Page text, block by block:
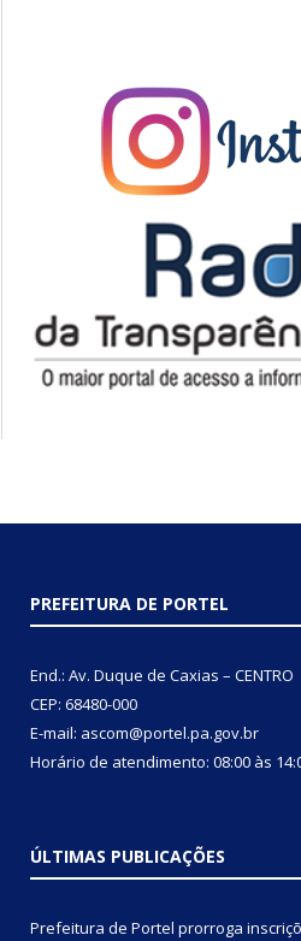
PREFEITURA DE PORTEL
End.: Av. Duque de Caxias – CENTRO
CEP: 68480-000
E-mail: ascom@portel.pa.gov.br
Horário de atendimento: 08:00 às
ÚLTIMAS PUBLICAÇÕES
Prefeitura de Portel prorroga